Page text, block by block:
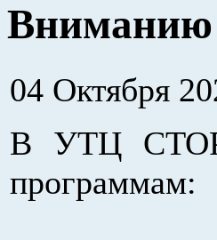
Вниманию
04 Октября
В УТЦ
программам: